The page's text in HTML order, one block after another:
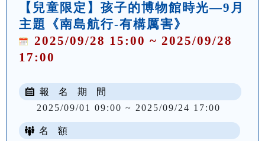
【兒童限定】孩子的博物館時光—9月
主題《南島航行-有構厲害》
2025/09/28 15:00 ~ 2025/09/28
17:00
報 名 期 間
2025/09/01 09:00 ~ 2025/09/24 17:00
名 額